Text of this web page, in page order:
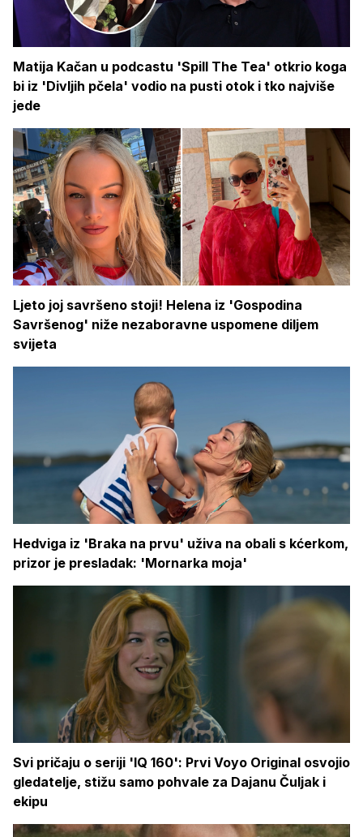
Matija Kačan u podcastu 'Spill The Tea' otkrio koga
bi iz 'Divljih pčela' vodio na pusti otok i tko najviše
jede
Ljeto joj savršeno stoji! Helena iz 'Gospodina
Savršenog' niže nezaboravne uspomene diljem
svijeta
Hedviga iz 'Braka na prvu' uživa na obali s kćerkom,
prizor je presladak: 'Mornarka moja'
Svi pričaju o seriji 'IQ 160': Prvi Voyo Original osvojio
gledatelje, stižu samo pohvale za Dajanu Čuljak i
ekipu